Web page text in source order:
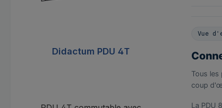
Didactum PDU 4T
Vue
Tous les
coup
La PDU